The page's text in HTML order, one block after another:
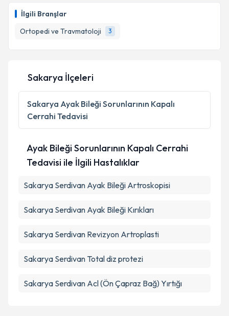
İlgili Branşlar
Ortopedi ve Travmatoloji
3
Sakarya İlçeleri
Sakarya Ayak Bileği Sorunlarının Kapalı
Cerrahi Tedavisi
Ayak Bileği Sorunlarının Kapalı Cerrahi
Tedavisi ile İlgili Hastalıklar
Sakarya Serdivan Ayak Bileği Artroskopisi
Sakarya Serdivan Ayak Bileği Kırıkları
Sakarya Serdivan Revizyon Artroplasti
Sakarya Serdivan Total diz protezi
Sakarya Serdivan Acl (Ön Çapraz Bağ) Yırtığı